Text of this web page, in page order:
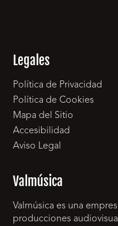
Legales
Política de Privacidad
Política de Cookies
Mapa del Sitio
Accesibilidad
Aviso Legal
Valmúsica
Valmúsica es una
producciones